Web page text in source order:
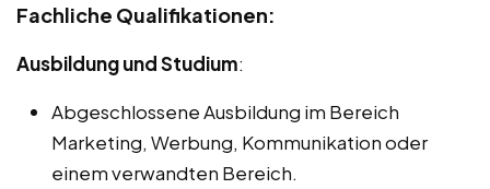
Fachliche Qualifikationen:
Ausbildung und Studium:
Abgeschlossene Ausbildung im Bereich
Marketing, Werbung, Kommunikation oder
einem verwandten Bereich.